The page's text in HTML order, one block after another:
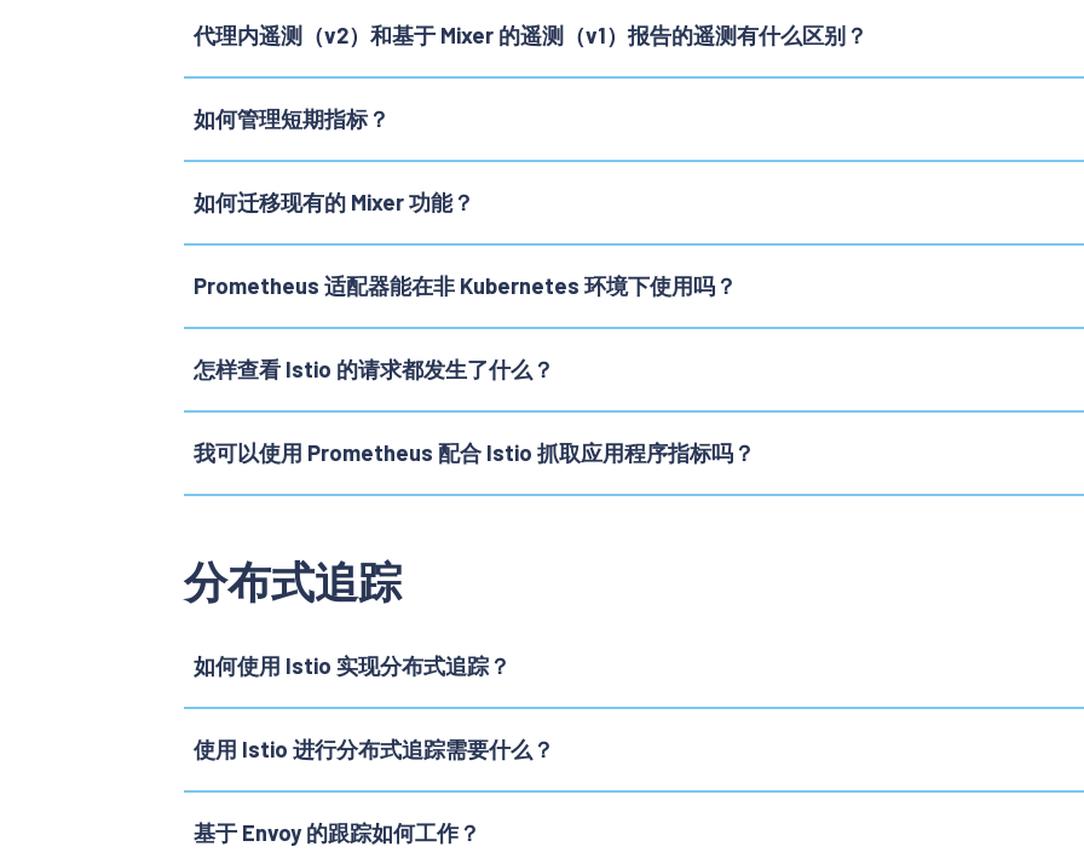
代理内遥测（v2）和基于 Mixer 的遥测（v1）报告的遥测有什么区别？
如何管理短期指标？
如何迁移现有的 Mixer 功能？
Prometheus 适配器能在非 Kubernetes 环境下使用吗？
怎样查看 Istio 的请求都发生了什么？
我可以使用 Prometheus 配合 Istio 抓取应用程序指标吗？
分布式追踪
如何使用 Istio 实现分布式追踪？
使用 Istio 进行分布式追踪需要什么？
基于 Envoy 的跟踪如何工作？